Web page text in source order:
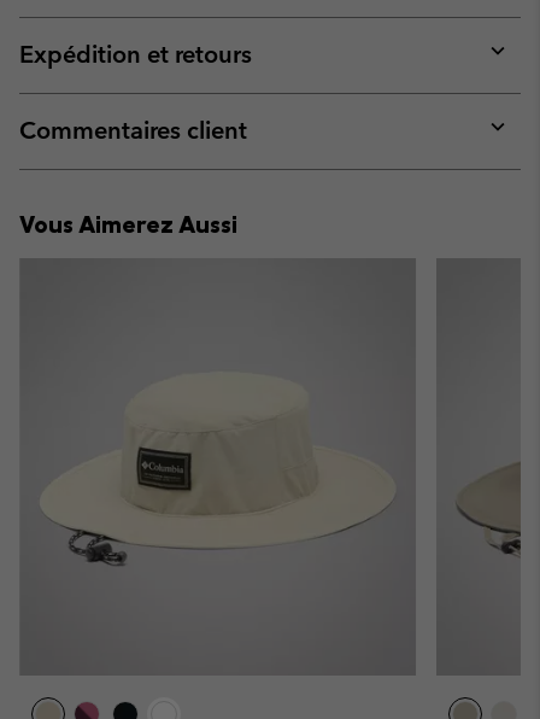
or
Expédition et retours
or
Commentaires client
or
Vous Aimerez Aussi